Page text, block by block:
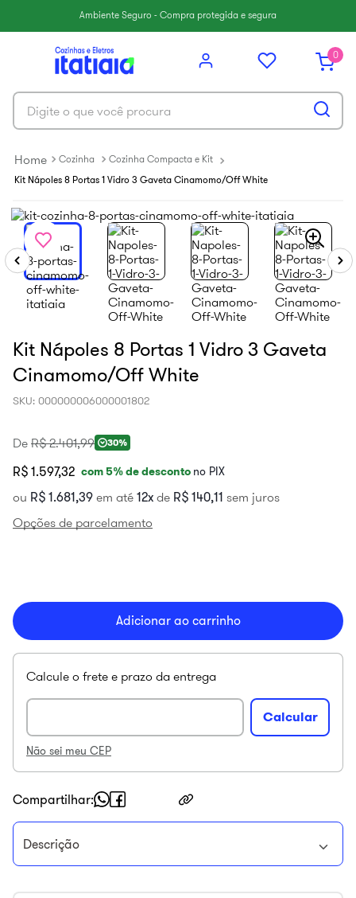
Ambiente Seguro - Compra protegida e segura
0
Digite o que você procura
Cozinha
Cozinha Compacta e Kit
Kit Nápoles 8 Portas 1 Vidro 3 Gaveta Cinamomo/Off White
Kit Nápoles 8 Portas 1 Vidro 3 Gaveta
Cinamomo/Off White
SKU: 000000006000001802
De R$ 2.401,99 30%
R$ 1.597,32 com5% de desconto no PIX
ou R$ 1.681,39 em até 12 de R$ 140,11 sem juros
Opções de parcelamento
Adicionar ao carrinho
Não sei meu CEP
Compartilhar
Descrição
paneleiro
renova
9º
armário cozinha
aço